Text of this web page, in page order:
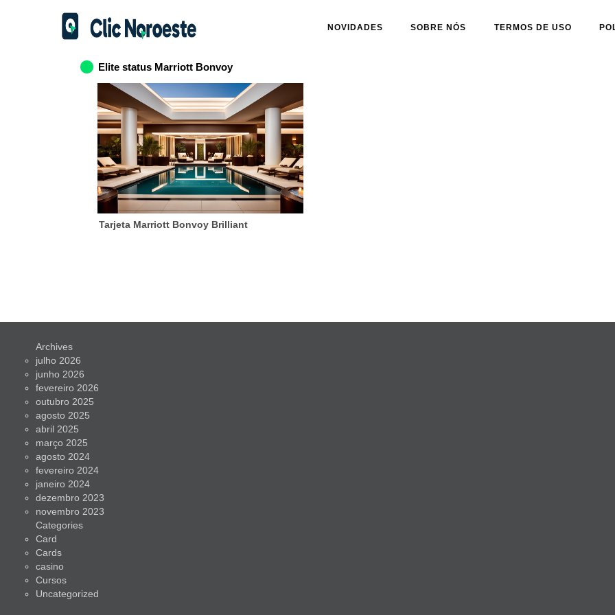
NOVIDADES SOBRE NÓS TERMOS DE USO
Elite status Marriott Bonvoy
Tarjeta Marriott Bonvoy Brilliant
Archives
julho 2026
junho 2026
fevereiro 2026
outubro 2025
agosto 2025
abril 2025
março 2025
agosto 2024
fevereiro 2024
janeiro 2024
dezembro 2023
novembro 2023
Categories
Card
Cards
casino
Cursos
Uncategorized